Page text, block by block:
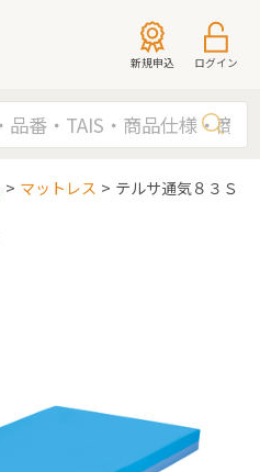
新規申込 ログイン
マットレス テルサ通気８３Ｓ